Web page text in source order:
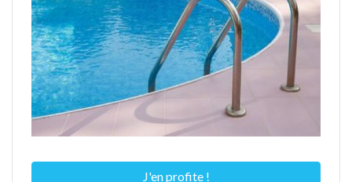
J'en profite !